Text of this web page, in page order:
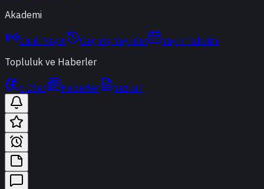
Akademi
Canlı Yayın Geçmiş Yayınlar
Yayın Takvimi
Topluluk ve Haberler
t-Chat Haberler Yazılar